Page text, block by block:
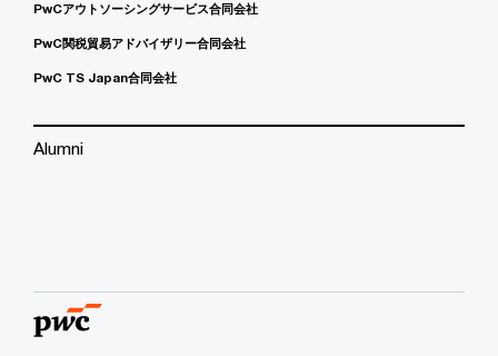
PwCアウトソーシングサービス合同会社
PwC関税貿易アドバイザリー合同会社
PwC TS Japan合同会社
Alumni